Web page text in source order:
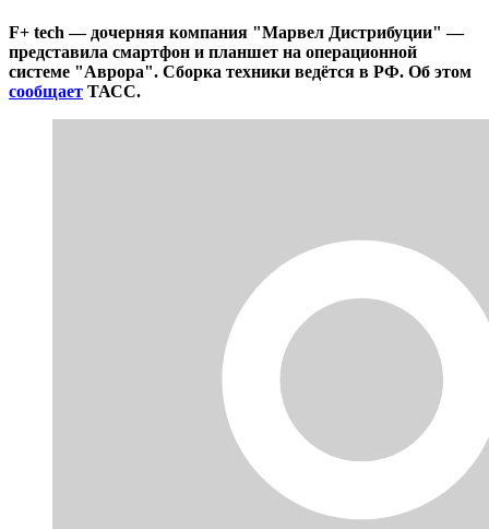
F+ tech — дочерняя компания "Марвел Дистрибуции" —
представила смартфон и планшет на операционной
системе "Аврора". Сборка техники ведётся в РФ. Об этом
сообщает ТАСС.